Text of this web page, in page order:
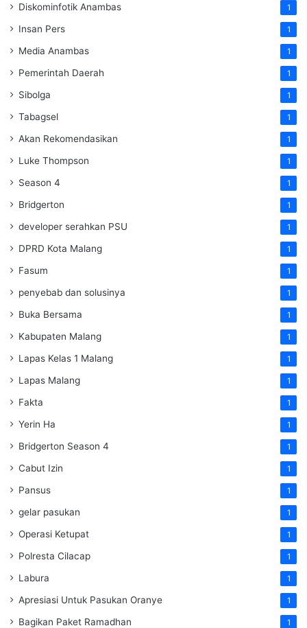
Diskominfotik Anambas 1
Insan Pers 1
Media Anambas 1
Pemerintah Daerah 1
Sibolga 1
Tabagsel 1
Akan Rekomendasikan 1
Luke Thompson 1
Season 4 1
Bridgerton 1
developer serahkan PSU 1
DPRD Kota Malang 1
Fasum 1
penyebab dan solusinya 1
Buka Bersama 1
Kabupaten Malang 1
Lapas Kelas 1 Malang 1
Lapas Malang 1
Fakta 1
Yerin Ha 1
Bridgerton Season 4 1
Cabut Izin 1
Pansus 1
gelar pasukan 1
Operasi Ketupat 1
Polresta Cilacap 1
Labura 1
Apresiasi Untuk Pasukan Oranye 1
Bagikan Paket Ramadhan 1